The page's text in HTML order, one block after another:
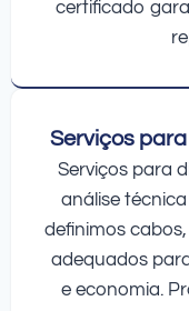
certificado
Serviços
Serviços para
análise
definimos
adequados
e economia.